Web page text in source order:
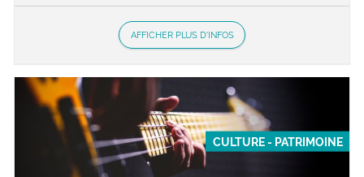
AFFICHER PLUS D'INFOS
CULTURE - PATRIMOINE